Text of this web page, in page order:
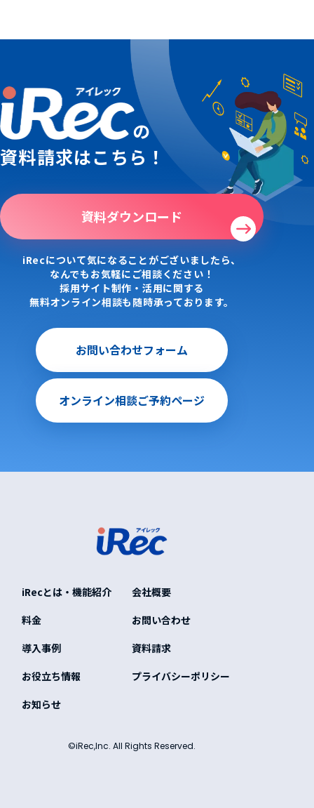
の
資料請求はこちら！
資料ダウンロード
iRecについて気になることがございましたら、
なんでもお気軽にご相談ください！
採用サイト制作・活用に関する
無料オンライン相談も随時承っております。
お問い合わせフォーム
オンライン相談ご予約ページ
©iRec,Inc. All Rights Reserved.
iRecとは・機能紹介
料金
導入事例
お役立ち情報
お知らせ
会社概要
お問い合わせ
資料請求
プライバシーポリシー